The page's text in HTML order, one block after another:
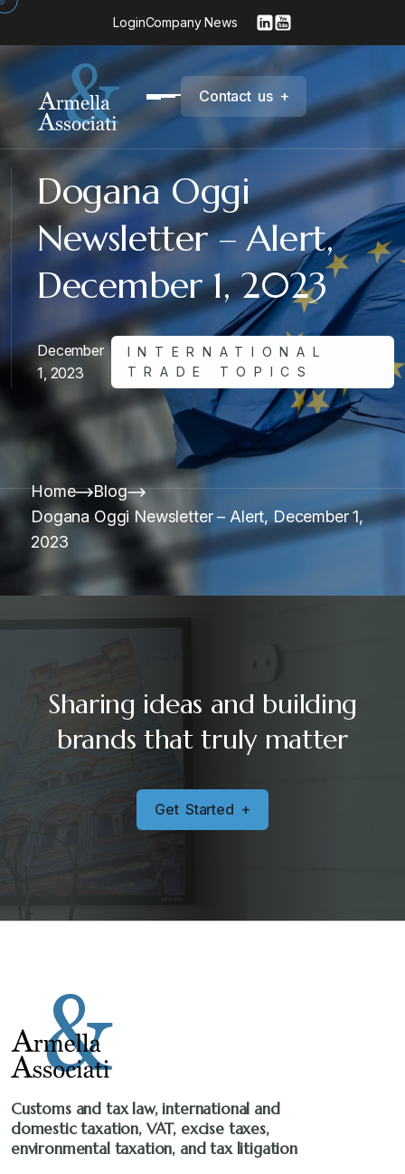
LoginCompany News
Contact us +
Dogana Oggi
Newsletter – Alert,
December 1, 2023
December
1, 2023
INTERNATIONAL
TRADE TOPICS
Home
Blog
Dogana Oggi Newsletter – Alert, December 1,
2023
Sharing ideas and building
brands that truly matter
Get Started +
Customs and tax law, international and
domestic taxation, VAT, excise taxes,
environmental taxation, and tax litigation